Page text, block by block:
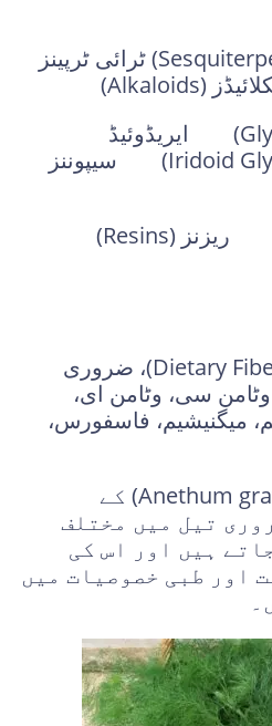
سسکوئی ٹیرپینز (Sesquiterpenes) ٹرائی ٹرپینز
گلائکوسائیڈز (Glycosides) ایریڈوئیڈ
گلائکوسائیڈز (Iridoid Glycosides) سیپوننز
ٹیننز (Tannins) ریزنز (Resins)
پروٹین، غذائی ریشہ (Dietary Fiber)، ضروری
وٹامن سی، وٹامن ای،
میگنیشیم، فاسفورس،
یہ اجزاء سوا (Anethum graveolens) کے
تیل میں مختلف
ہیں اور اس کی
اور طبی خصوصیات میں